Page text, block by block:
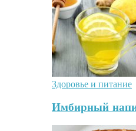
Здоровье и питание
Имбирный